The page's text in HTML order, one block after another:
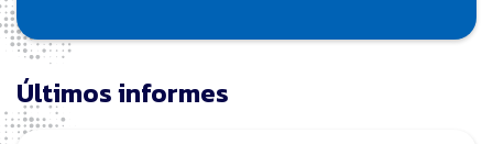
Últimos informes